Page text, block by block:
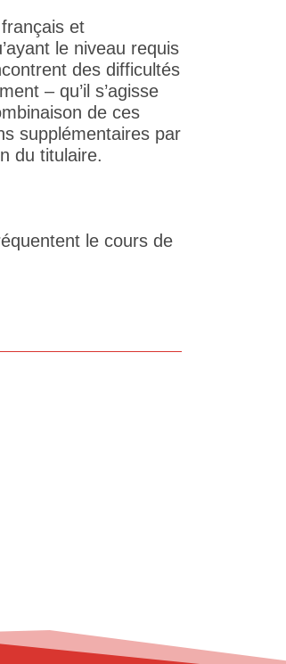
et
le niveau requis
des difficultés
– qu’il s’agisse
de ces
supplémentaires par
du titulaire.
le cours de